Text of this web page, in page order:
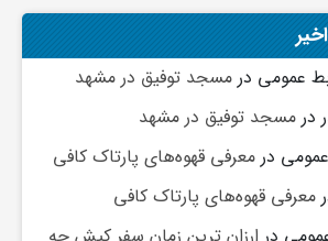
عمومی در مسجد توفیق در مشهد
درمسجد توفیق در مشهد
درمعرفی قهوه‌های پارتاک کافی
معرفی قهوه‌های پارتاک کافی